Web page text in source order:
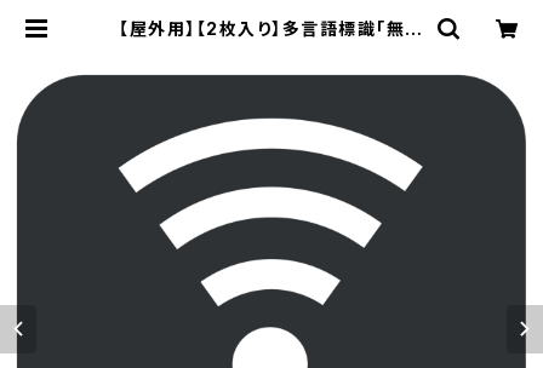
【屋外用】【2枚入り】多言語標識「無線
- by XPAND Code